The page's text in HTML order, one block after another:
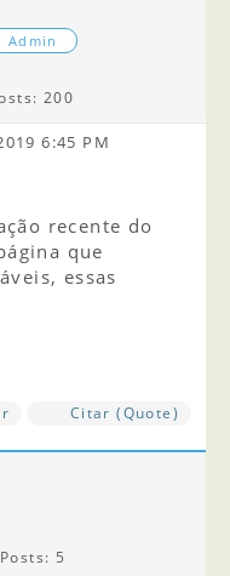
Admin
200
6:45 PM
recente do
que
essas
Citar (Quote)
Posts: 5